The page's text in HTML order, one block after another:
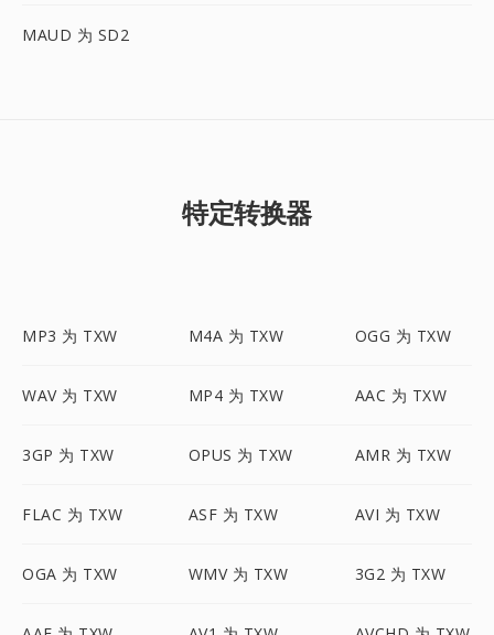
MAUD 为 SD2
特定转换器
MP3 为 TXW M4A 为 TXW OGG 为 TXW
WAV 为 TXW MP4 为 TXW AAC 为 TXW
3GP 为 TXW OPUS 为 TXW AMR 为 TXW
FLAC 为 TXW ASF 为 TXW AVI 为 TXW
OGA 为 TXW WMV 为 TXW 3G2 为 TXW